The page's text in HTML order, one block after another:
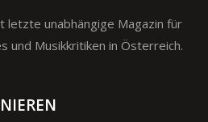
letzte unabhängige Magazin für
und Musikkritiken in Österreich.